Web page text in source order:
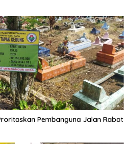
Pembanguna Jalan Rabat